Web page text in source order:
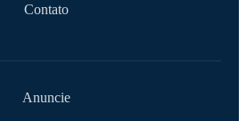
Contato
Anuncie